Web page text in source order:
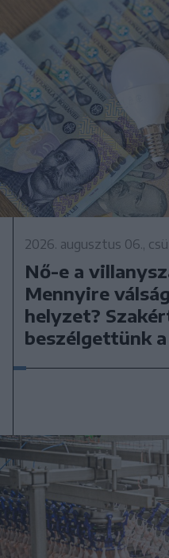
2026. augusztus 06.,
Nő-e a
Mennyire
helyzet?
beszélgettünk